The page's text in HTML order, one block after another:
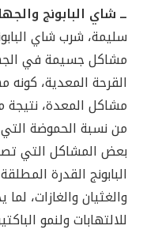
ــ شاي البابونج
سليمة، شرب شاي
مشاكل جسيمة في
القرحة المعدية،
مشاكل المعدة، نتيجة
من نسبة الحموضة
بعض المشاكل التي
البابونج القدرة
والغثيان والغازات،
للالتهابات ولنمو